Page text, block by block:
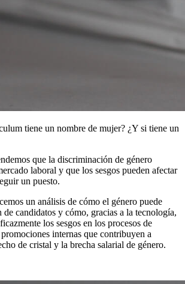
tiene un nombre de mujer? ¿Y si tiene un
que la discriminación de género
laboral y que los sesgos pueden afectar
un puesto.
un análisis de cómo el género puede
candidatos y cómo, gracias a la tecnología,
los sesgos en los procesos de
internas que contribuyen a
de cristal y la brecha salarial de género.